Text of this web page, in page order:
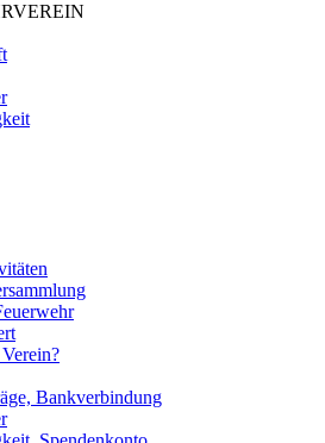
Bankverbindung